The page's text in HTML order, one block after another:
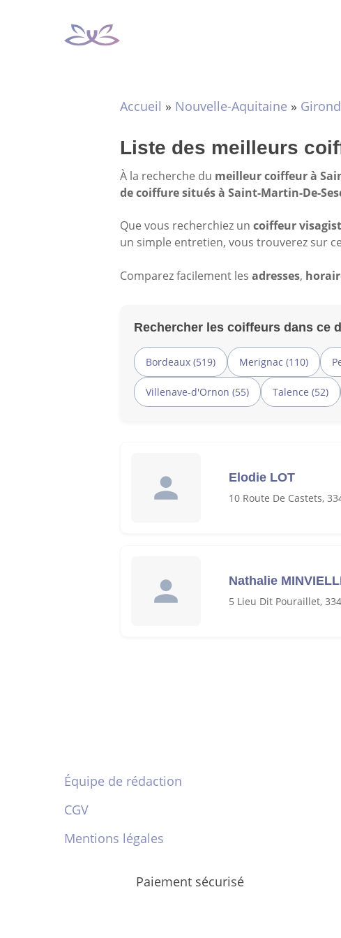
Accueil » Nouvelle-Aquitaine »
Liste des meilleurs
À la recherche du meilleur coiffeur à
de coiffure situés à Saint-Martin-De-
Que vous recherchiez un coiffeur
un simple entretien, vous trouverez sur
Comparez facilement les adresses,
Rechercher les coiffeurs dans ce
Bordeaux (519) Merignac (110)
Villenave-d'Ornon (55) Talence (52)
Elodie LOT
10 Route De Castets,
Nathalie
5 Lieu Dit Pouraillet,
Équipe de rédaction
CGV
Mentions légales
Paiement sécurisé